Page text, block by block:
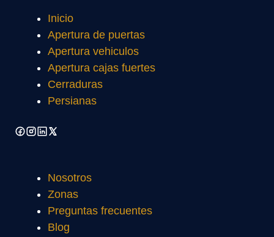
Inicio
Apertura de puertas
Apertura vehiculos
Apertura cajas fuertes
Cerraduras
Persianas
Nosotros
Zonas
Preguntas frecuentes
Blog